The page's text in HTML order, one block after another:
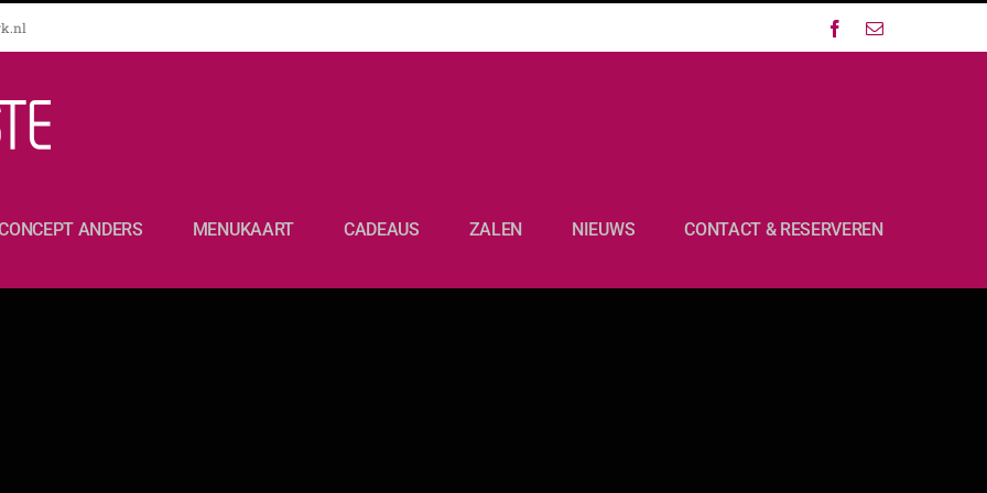
Facebook
E-
ANDERS MENUKAART CADEAUS ZALEN NIEUWS CONTACT & RESERVEREN